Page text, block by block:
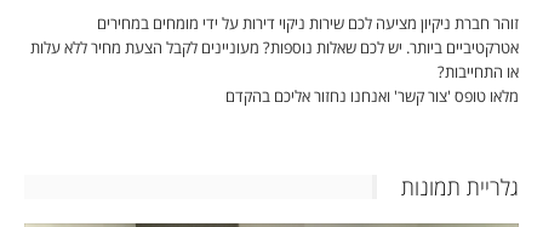
זוהר חברת ניקיון מציעה לכם שירות ניקוי דירות על ידי מומחים במחירים
אטרקטיביים ביותר. יש לכם שאלות נוספות? מעוניינים לקבל הצעת מחיר ללא עלות
או התחייבות?
מלאו טופס 'צור קשר' ואנחנו נחזור אליכם בהקדם
גלריית תמונות